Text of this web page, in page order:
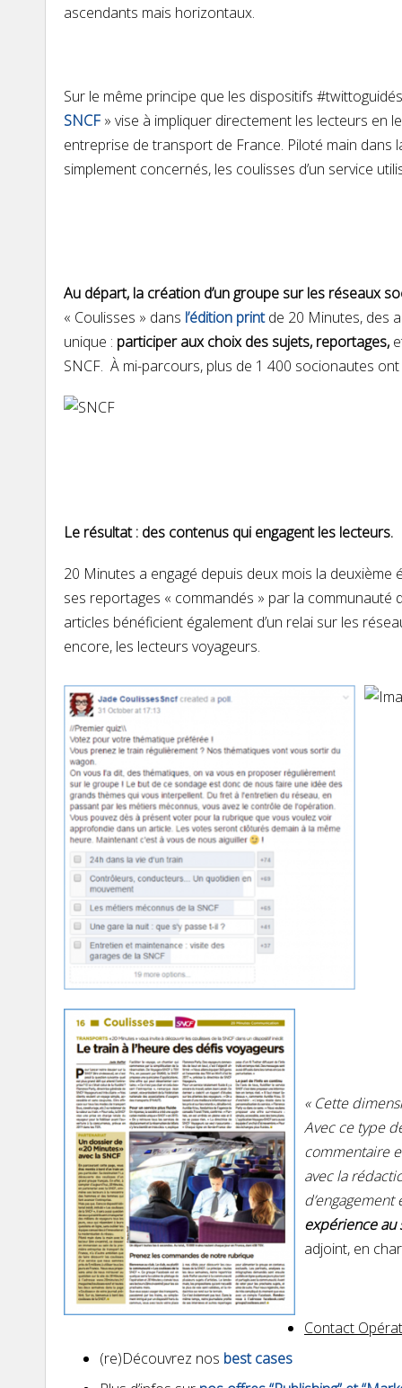
ascendants mais horizontaux.
Sur le même principe que les dispositifs
SNCF » vise à impliquer directement les lecteurs en
entreprise de transport de France. Piloté main
simplement concernés, les coulisses d’un service
Au départ, la création d’un groupe sur les réseaux
« Coulisses » dans l’édition printde 20 Minutes, des
unique : participer aux choix des sujets, reportages,
SNCF. À mi-parcours, plus de 1 400 socionautes
Le résultat : des contenus qui engagent les lecteurs.
20 Minutes a engagé depuis deux mois la
ses reportages « commandés » par la communauté
articles bénéficient également d’un relai sur les
encore, les lecteurs voyageurs.
« Cette
Avec ce type
commentaire
avec la
expérience au
adjoint, en
Contact
(re)Découvrez nos best cases